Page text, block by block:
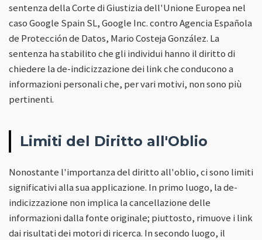
sentenza della Corte di Giustizia dell'Unione Europea nel
caso Google Spain SL, Google Inc. contro Agencia Española
de Protección de Datos, Mario Costeja González. La
sentenza ha stabilito che gli individui hanno il diritto di
chiedere la de-indicizzazione dei link che conducono a
informazioni personali che, per vari motivi, non sono più
pertinenti.
Limiti del Diritto all'Oblio
Nonostante l'importanza del diritto all'oblio, ci sono limiti
significativi alla sua applicazione. In primo luogo, la de-
indicizzazione non implica la cancellazione delle
informazioni dalla fonte originale; piuttosto, rimuove i link
dai risultati dei motori di ricerca. In secondo luogo, il